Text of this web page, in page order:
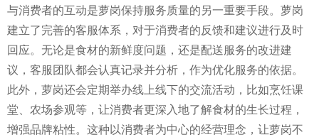
与消费者的互动是萝岗保持服务质量的另一重要手段。萝岗
建立了完善的客服体系，对于消费者的反馈和建议进行及时
回应。无论是食材的新鲜度问题，还是配送服务的改进建
议，客服团队都会认真记录并分析，作为优化服务的依据。
此外，萝岗还会定期举办线上线下的交流活动，比如烹饪课
堂、农场参观等，让消费者更深入地了解食材的生长过程，
增强品牌粘性。这种以消费者为中心的经营理念，让萝岗不